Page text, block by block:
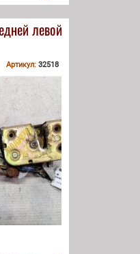
левой
Артикул: 32518